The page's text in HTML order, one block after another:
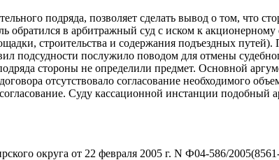
подряда, позволяет сделать вывод о том,
обратился в арбитражный суд с иском к
строительства и содержания подъездных
подсудности послужило поводом для отмены
стороны не определили предмет. Основной
отсутствовало согласование необходимого
Суду кассационной инстанции подобный
округа от 22 февраля 2005 г. N Ф04-586/